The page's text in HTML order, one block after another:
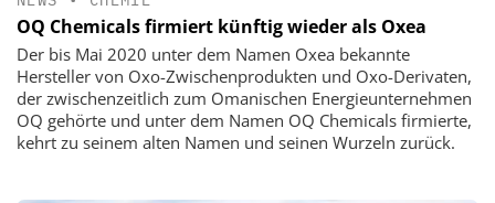
OQ Chemicals firmiert künftig wieder als Oxea
Der bis Mai 2020 unter dem Namen Oxea bekannte
Hersteller von Oxo-Zwischenprodukten und Oxo-Derivaten,
der zwischenzeitlich zum Omanischen Energieunternehmen
OQ gehörte und unter dem Namen OQ Chemicals firmierte,
kehrt zu seinem alten Namen und seinen Wurzeln zurück.